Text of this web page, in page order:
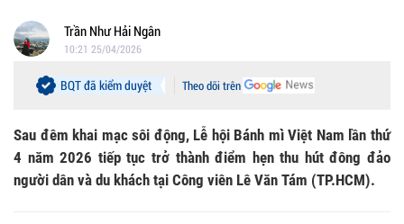
Trần Như Hải Ngân
10:21 25/04/2026
Theo dõi trên
BQT đã kiểm duyệt
Sau đêm khai mạc sôi động, Lễ hội Bánh mì Việt Nam lần thứ
4 năm 2026 tiếp tục trở thành điểm hẹn thu hút đông đảo
người dân và du khách tại Công viên Lê Văn Tám (TP.HCM).